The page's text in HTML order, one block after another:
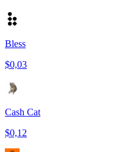
Bless
$0,03
Cash Cat
$0,12